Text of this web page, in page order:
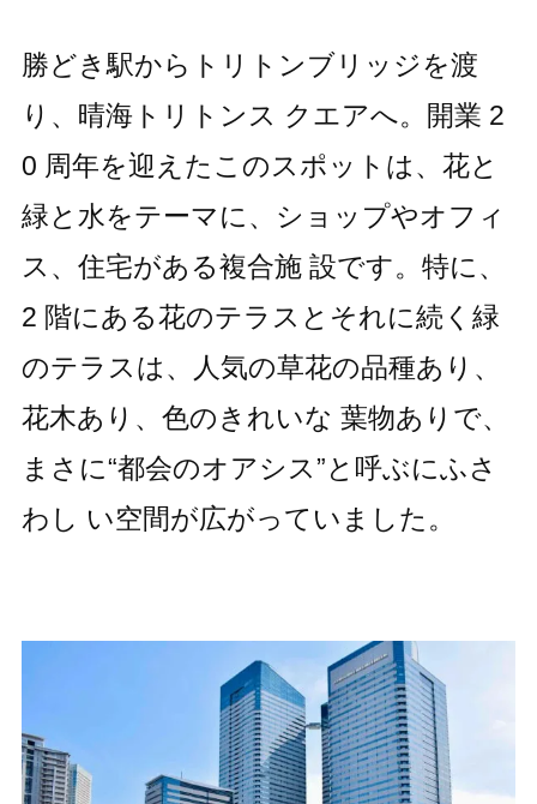
勝どき駅からトリトンブリッジを渡
り、晴海トリトンス クエアへ。開業 2
0 周年を迎えたこのスポットは、花と
緑と水をテーマに、ショップやオフィ
ス、住宅がある複合施 設です。特に、
2 階にある花のテラスとそれに続く緑
のテラスは、人気の草花の品種あり、
花木あり、色のきれいな 葉物ありで、
まさに“都会のオアシス”と呼ぶにふさ
わし い空間が広がっていました。